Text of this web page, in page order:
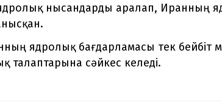
нысандарды аралап, Иранның
ядролық бағдарламасы тек бейбіт
талаптарына сәйкес келеді.